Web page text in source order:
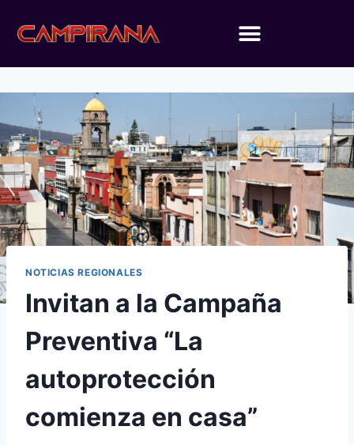
NOTICIAS REGIONALES
Invitan a la Campaña
Preventiva “La
autoprotección
comienza en casa”